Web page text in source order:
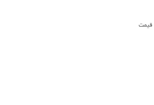
قیمت